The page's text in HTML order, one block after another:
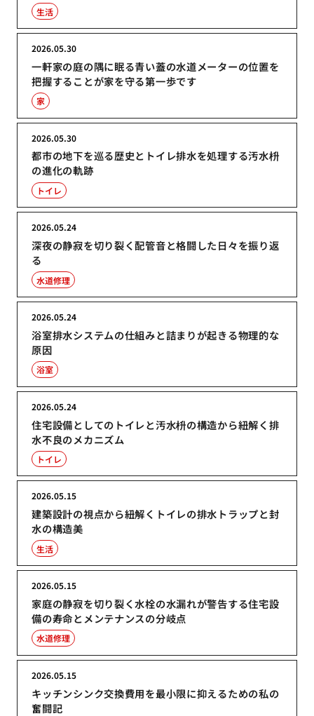
生活
一軒家の庭の隅に眠る青い蓋の水道メーターの位置を
把握することが家を守る第一歩です
2026.05.30
家
都市の地下を巡る歴史とトイレ排水を処理する汚水枡
の進化の軌跡
2026.05.30
トイレ
深夜の静寂を切り裂く配管音と格闘した日々を振り返
る
2026.05.24
水道修理
浴室排水システムの仕組みと詰まりが起きる物理的な
原因
2026.05.24
浴室
住宅設備としてのトイレと汚水枡の構造から紐解く排
水不良のメカニズム
2026.05.24
トイレ
建築設計の視点から紐解くトイレの排水トラップと封
水の構造美
2026.05.15
生活
家庭の静寂を切り裂く水栓の水漏れが警告する住宅設
備の寿命とメンテナンスの分岐点
2026.05.15
水道修理
キッチンシンク交換費用を最小限に抑えるための私の
奮闘記
2026.05.15